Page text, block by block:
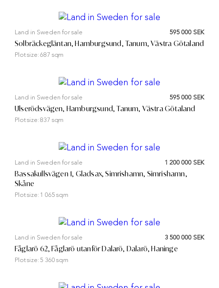
Land in Sweden for sale 595 000 SEK
Solbräckegläntan, Hamburgsund, Tanum, Västra Götaland
Plot size:687 sqm
Land in Sweden for sale 595 000 SEK
Ulserödsvägen, Hamburgsund, Tanum, Västra Götaland
Plot size:837 sqm
Land in Sweden for sale 1 200 000 SEK
Bassakullsvägen 1, Gladsax, Simrishamn, Simrishamn,
Skåne
Plot size: 1 065 sqm
Land in Sweden for sale 3 500 000 SEK
Fåglarö 62, Fåglarö utanför Dalarö, Dalarö, Haninge
Plot size:5 360 sqm